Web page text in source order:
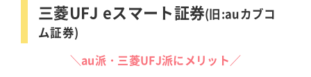
三菱UFJ eスマート証券(旧:auカブコ
ム証券)
＼au派・三菱UFJ派にメリット／